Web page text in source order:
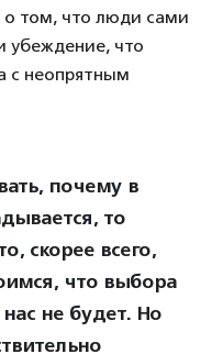
о том, что люди сами
убеждение, что
с неопрятным
почему в
то
скорее всего,
что выбора
не будет. Но